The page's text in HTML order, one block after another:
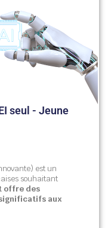
seul - Jeune
est un
souhaitant
offre des
aux